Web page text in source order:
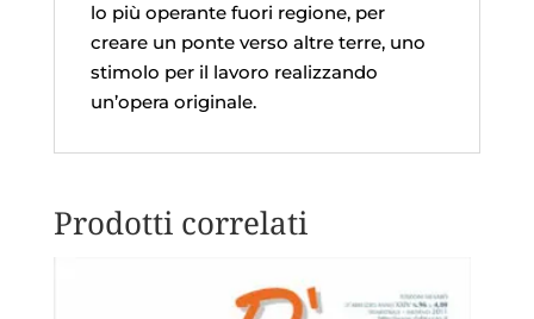
lo più operante fuori regione, per
creare un ponte verso altre terre, uno
stimolo per il lavoro realizzando
un’opera originale.
Prodotti correlati